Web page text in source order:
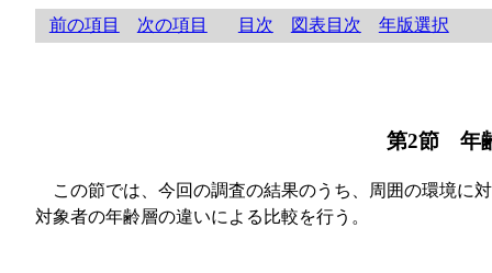
前の項目 次の項目 目次 図表目次 年版選択
第2節 年
この節では、今回の調査の結果のうち、周囲の環境に
対象者の年齢層の違いによる比較を行う。